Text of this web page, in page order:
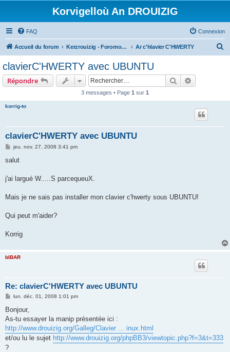
Korvigelloù An DROUIZIG
FAQ Connexion
Accueil du forum Kerzrouizig - Foromoù An Drouizig Ar c'hlavier C'HWERTY
clavierC'HWERTY avec UBUNTU
Répondre Rechercher
3 messages • Page 1 sur 1
korrig-to
clavierC'HWERTY avec UBUNTU
M
s
g
jeu. nov. 27, 2008 3:41 pm
salut
j'ai largué W.....S parcequeuX.
Mais je ne sais pas installer mon clavier c'hwerty sous UBUNTU!
Qui peut m'aider?
Korrig
bIBAR
Re: clavierC'HWERTY avec UBUNTU
M
s
a
g
e
lun. déc. 01, 2008 1:01 pm
Bonjour,
As-tu essayer la manip présentée ici :
http://www.drouizig.org/Galleg/Clavier ... inux.html
et/ou lu le sujet http://www.drouizig.org/phpBB3/viewtopic.php?f=3&t=333
?